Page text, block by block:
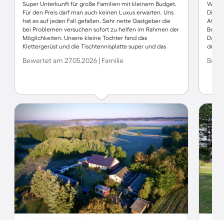
Super Unterkunft für große Familien mit kleinem Budget.
Für den Preis darf man auch keinen Luxus erwarten. Uns
hat es auf jeden Fall gefallen. Sehr nette Gastgeber die
bei Problemen versuchen sofort zu helfen im Rahmen der
Möglichkeiten. Unsere kleine Tochter fand das
Klettergerüst und die Tischtennisplatte super und das
Bewertet am 27.05.2026 | Familie
Wir
Die
Das
dem
Haus